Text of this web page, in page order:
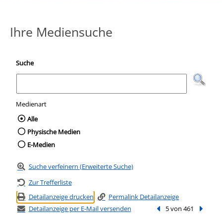
Ihre Mediensuche
Suche
Medienart
Wählen Sie die Medienart nach der Sie
Alle
Physische Medien
E-Medien
Suche verfeinern (Erweiterte Suche)
Zur Trefferliste
Detailanzeige drucken
Permalink Detailanzeige
Detailanzeige per E-Mail versenden
Vorheriger Treffer
5 von 461